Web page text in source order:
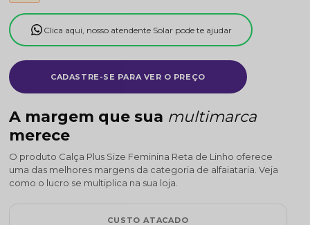
CADASTRE-SE PARA VER O PREÇO
Clica aqui, nosso atendente Solar pode te ajudar
A margem que sua multimarca
merece
O produto Calça Plus Size Feminina Reta de Linho oferece
uma das melhores margens da categoria de alfaiataria. Veja
como o lucro se multiplica na sua loja.
CUSTO ATACADO